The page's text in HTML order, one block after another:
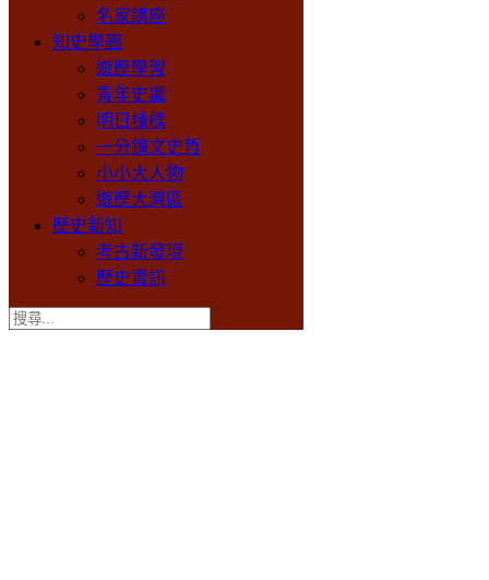
名家講座
知史學園
遊歷學習
青年史識
明日棟樑
一分鐘文史哲
小小大人物
遊歷大灣區
歷史新知
考古新發現
歷史資訊